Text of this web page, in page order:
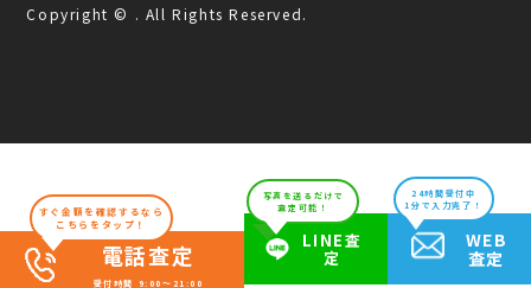
Copyright © . All Rights Reserved.
すぐ金額を確認するなら
こちらをタップ！
電話査定
受付時間 9:00～21:00
写真を送るだけで
査定可能！
LINE査
定
24時間受付中
1分で入力完了！
WEB
査定